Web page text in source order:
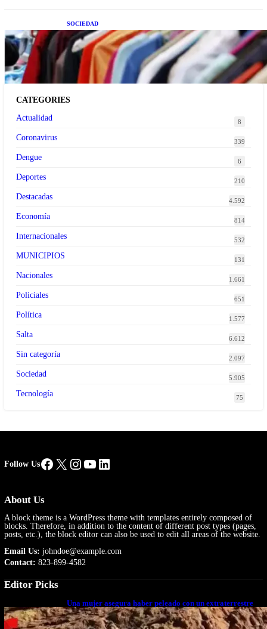
SOCIEDAD
Las grandes marcas globales se suman a la
tendencia de la ropa de segunda mano premium
CATEGORIES
Actualidad
8
Coronavirus 339
Dengue 6
Deportes 210
Destacadas 4.592
Economía 814
Internacionales 532
MUNICIPIOS 131
Nacionales 1.661
Policiales 651
Política 1.577
Salta 6.612
Sin categoría 2.097
Sociedad 5.905
Tecnología 75
Follow UsFacebook
X Instagram
YouTube
LinkedIn
About Us
A block theme is a WordPress theme with templates entirely composed of
blocks. Therefore, in addition to the content of different post types (pages,
posts, etc.), the block editor can also be used to edit all areas of the website.
Email Us: johndoe@example.com
Contact: 823-899-4582
Editor Picks
Una mujer asegura haber peleado con un extraterrestre
cuerpo a cuerpo